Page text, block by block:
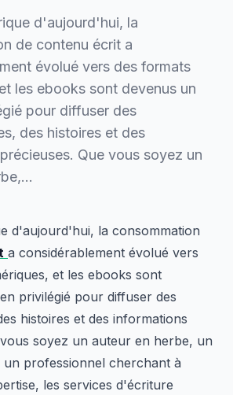
d'aujourd'hui, la
de contenu écrit a
évolué vers des formats
les ebooks sont devenus un
pour diffuser des
des histoires et des
Que vous soyez un
d'aujourd'hui, la consommation
a considérablement évolué vers
et les ebooks sont
privilégié pour diffuser des
histoires et des informations
soyez un auteur en herbe, un
professionnel cherchant à
les services d'écriture